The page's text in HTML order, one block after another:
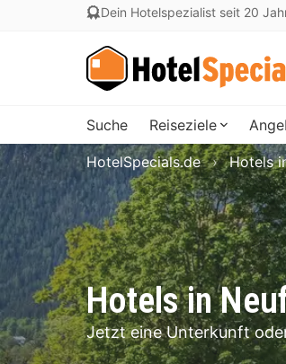
Dein Hotelspezialist seit 20
Suche Reiseziele
Hotels in
Jetzt eine Unterkunft
HotelSpecials.de Hotels